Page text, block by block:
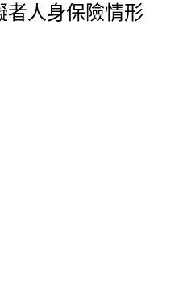
者人身保險情形